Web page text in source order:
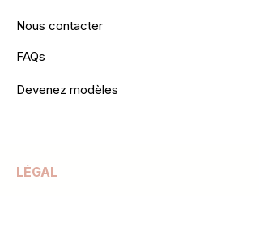
Nous contacter
FAQs
Devenez modèles
LÉGAL